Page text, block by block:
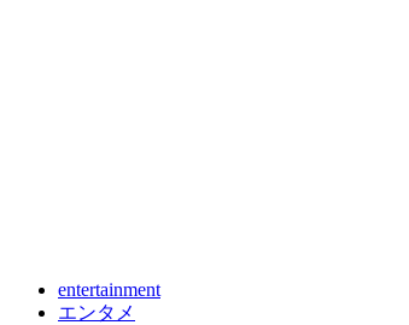
entertainment
エンタメ